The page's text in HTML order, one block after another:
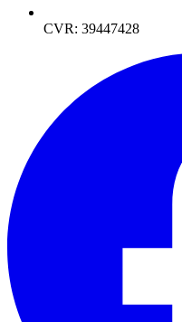
CVR: 39447428